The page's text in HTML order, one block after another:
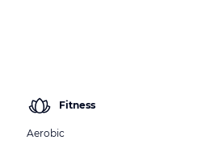
Fitness
Aerobic